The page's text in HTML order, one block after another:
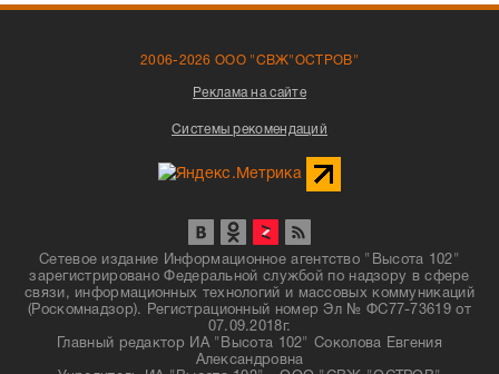
2006-2026 ООО "СВЖ"ОСТРОВ"
Реклама на сайте
Системы рекомендаций
Сетевое издание Информационное агентство "Высота 102"
зарегистрировано Федеральной службой по надзору в сфере
связи, информационных технологий и массовых коммуникаций
(Роскомнадзор). Регистрационный номер Эл № ФС77-73619 от
07.09.2018г.
Главный редактор ИА "Высота 102" Соколова Евгения
Александровна